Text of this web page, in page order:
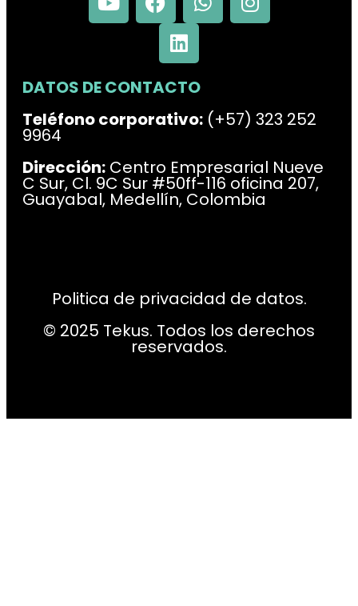
DATOS DE CONTACTO
Teléfono corporativo: (+57) 323 252
9964
Dirección: Centro Empresarial Nueve
C Sur, Cl. 9C Sur #50ff-116 oficina 207,
Guayabal, Medellín, Colombia
Politica de privacidad de datos.
© 2025 Tekus. Todos los derechos
reservados.